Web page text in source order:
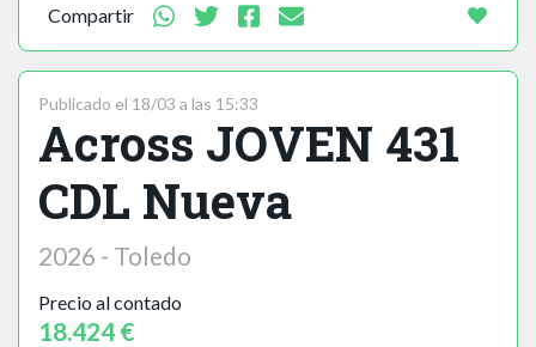
Compartir
Publicado el 18/03 a las 15:33
Across JOVEN 431
CDL Nueva
2026 - Toledo
Precio al contado
18.424 €